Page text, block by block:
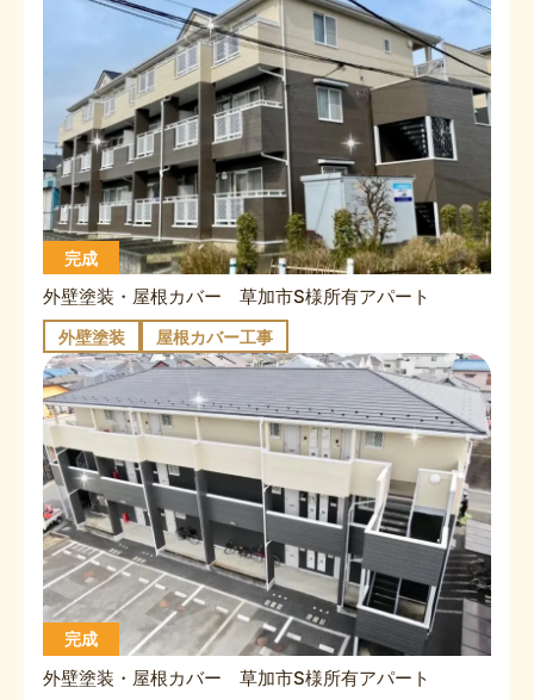
完成
外壁塗装・屋根カバー 草加市S様所有アパート
外壁塗装 屋根カバー工事
完成
外壁塗装・屋根カバー 草加市S様所有アパート